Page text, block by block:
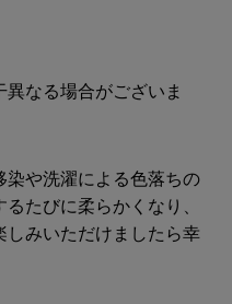
なる場合がございま
や洗濯による色落ちの
たびに柔らかくなり、
みいただけましたら幸